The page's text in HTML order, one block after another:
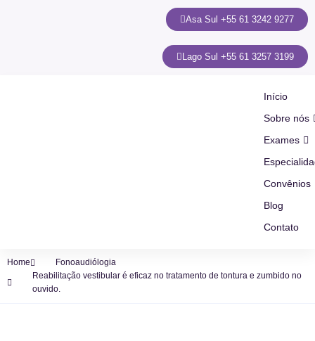
Asa Sul +55 61 3242 9277
Lago Sul +55 61 3257 3199
Início
Sobre nós
Exames
Convênios
Blog
Contato
Home
Fonoaudiólogia
Reabilitação vestibular é eficaz no tratamento de tontura e zumbido no
ouvido.